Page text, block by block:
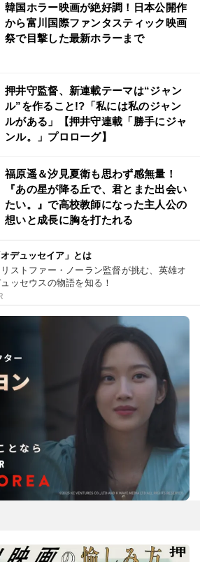
韓国ホラー映画が絶好調！日本公開作
から富川国際ファンタスティック映画
祭で目撃した最新ホラーまで
押井守監督、新連載テーマは“ジャン
ル”を作ること!?「私には私のジャン
ルがある」【押井守連載「勝手にジャ
ンル。」プロローグ】
福原遥＆汐見夏衛も思わず感無量！
『あの星が降る丘で、君とまた出会い
たい。』で高校教師になった主人公の
想いと成長に胸を打たれる
オデュッセイア」とは
ストファー・ノーラン監督が挑む、英雄オ
ッセウスの物語を知る！